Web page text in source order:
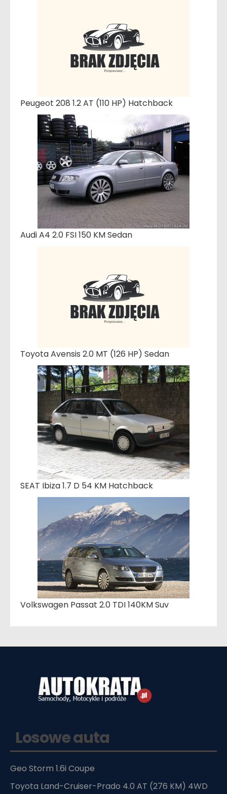
Peugeot 208 1.2 AT (110 HP) Hatchback
Audi A4 2.0 FSI 150 KM Sedan
Toyota Avensis 2.0 MT (126 HP) Sedan
SEAT Ibiza 1.7 D 54 KM Hatchback
Volkswagen Passat 2.0 TDI 140KM Suv
Losowe auta
Geo Storm 1.6i Coupe
Toyota Land-Cruiser-Prado 4.0 AT (276 KM) 4WD